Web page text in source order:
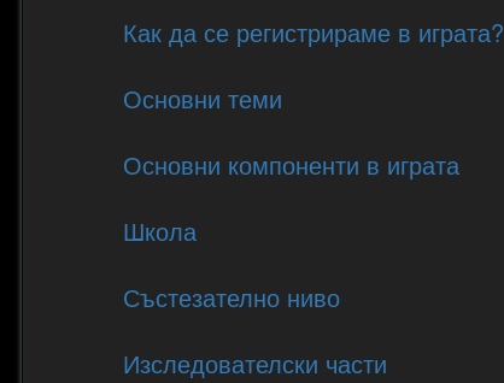
Как да се регистрираме в играта?
Основни теми
Основни компоненти в играта
Школа
Състезателно ниво
Изследователски части